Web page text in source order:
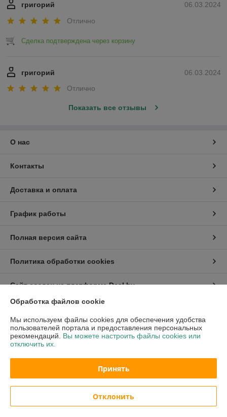
06.03.2024
григорий
Отлично
Сделка подтверждена через корзину
06.03.2024
григорий
Отлично
Показать все отзывы
О нас
Контакты
Доставка и оплата
График работы
Полная версия сайта
Политика обработки cookies
Сайт создан на платформе Deal.by
Информация для покупателя
Индивидуальный предприниматель:ИП Ржечицкий Игорь Леонидович
222310 г.Молодечно ул.В.Гостинец 155 - 45
Регистрационный номер ЕГР: 600163683
Регистрационный орган: Минский облисполком
Дата регистрации компании: 23.09.1996
Обработка файлов cookie
Мы используем файлы cookies для обеспечения удобства
пользователей портала и предоставления персональных
рекомендаций. Вы можете настроить файлы cookies или
отключить их.
Принять
Отклонить